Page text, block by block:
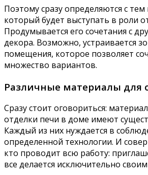
Поэтому сразу определяются с
который будет выступать в роли
Продумывается его сочетания с
декора. Возможно, устраивается
помещения, которое позволяет
множество вариантов.
Различные материалы для
Сразу стоит оговориться:
отделки печи в доме имеют
Каждый из них нуждается в
определенной технологии. И
кто проводит всю работу:
все делается исключительно